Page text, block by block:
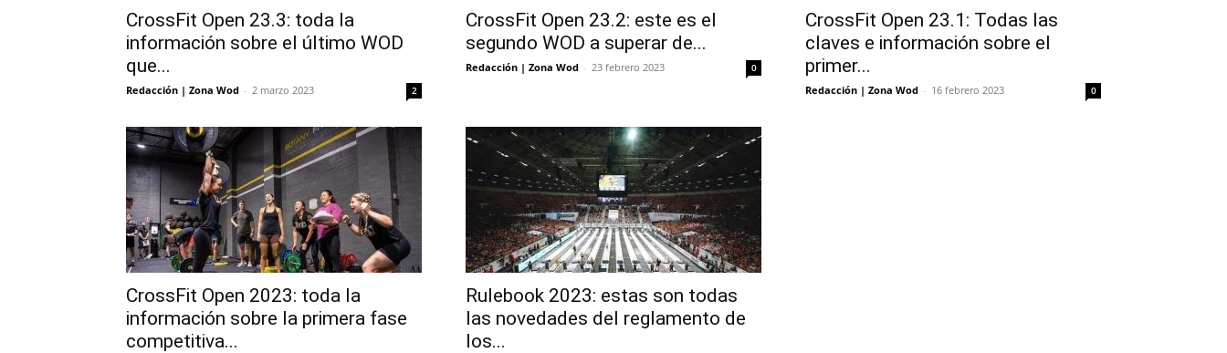
CrossFit Open 23.3: toda la
información sobre el último WOD
que...
Redacción | Zona Wod - 2 marzo 2023 2
CrossFit Open 23.2: este es el
segundo WOD a superar de...
Redacción | Zona Wod - 23 febrero 2023 0
CrossFit Open 23.1: Todas las
claves e información sobre el
primer...
Redacción | Zona Wod - 16 febrero 2023 0
CrossFit Open 2023: toda la
información sobre la primera fase
competitiva...
Rulebook 2023: estas son todas
las novedades del reglamento de
los...